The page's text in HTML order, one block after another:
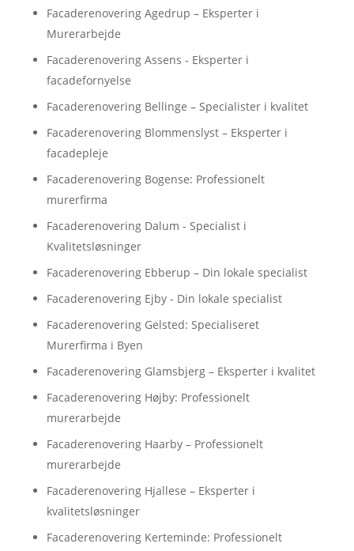
Facaderenovering Agedrup – Eksperter i
Murerarbejde
Facaderenovering Assens - Eksperter i
facadefornyelse
Facaderenovering Bellinge – Specialister i kvalitet
Facaderenovering Blommenslyst – Eksperter i
facadepleje
Facaderenovering Bogense: Professionelt
murerfirma
Facaderenovering Dalum - Specialist i
Kvalitetsløsninger
Facaderenovering Ebberup – Din lokale specialist
Facaderenovering Ejby - Din lokale specialist
Facaderenovering Gelsted: Specialiseret
Murerfirma i Byen
Facaderenovering Glamsbjerg – Eksperter i kvalitet
Facaderenovering Højby: Professionelt
murerarbejde
Facaderenovering Haarby – Professionelt
murerarbejde
Facaderenovering Hjallese – Eksperter i
kvalitetsløsninger
Facaderenovering Kerteminde: Professionelt